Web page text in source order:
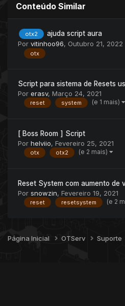
Conteúdo Similar
otx2
ajuda script aura
Por vitinhoo96, Outubro 21, 2022
otx
Script para sistema de Resets
Por erasv, Março 24, 2021
reset system (e 1 mais)
[ Boss Room ] Script
Por helviio, Fevereiro 25, 2021
otx otx2 (e 2 mais)
Reset System com aumento de
Por snowzin, Fevereiro 19, 2021
reset resetsystem (e 2
Página Inicial OTServ Suporte